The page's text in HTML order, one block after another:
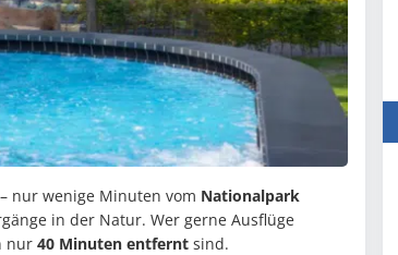
nur wenige Minuten vom Nationalpark
in der Natur. Wer gerne Ausflüge
nur 40 Minuten entfernt sind.